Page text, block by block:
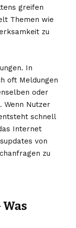
greifen
Themen wie
zu
In
oft Meldungen
oder
Wenn Nutzer
schnell
Internet
von
zu